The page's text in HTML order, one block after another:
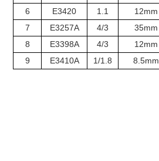
6
E3420 1.1 12mm
7
E3257A 4/3 35mm
8
E3398A 4/3 12mm
9
E3410A 1/1.8 8.5mm